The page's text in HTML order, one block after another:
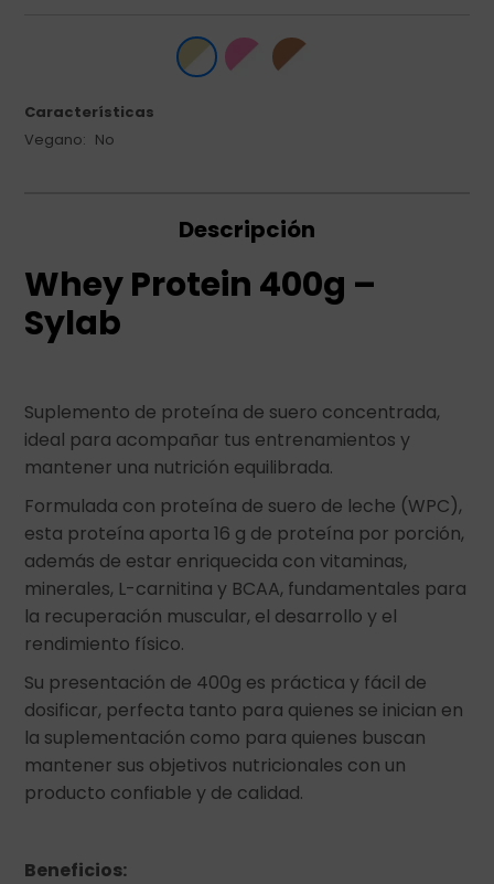
Características
Vegano
No
Descripción
Whey Protein 400g –
Sylab
Suplemento de proteína de suero concentrada,
ideal para acompañar tus entrenamientos y
mantener una nutrición equilibrada.
Formulada con proteína de suero de leche (WPC),
esta proteína aporta 16 g de proteína por porción,
además de estar enriquecida con vitaminas,
minerales, L-carnitina y BCAA, fundamentales para
la recuperación muscular, el desarrollo y el
rendimiento físico.
Su presentación de 400g es práctica y fácil de
dosificar, perfecta tanto para quienes se inician en
la suplementación como para quienes buscan
mantener sus objetivos nutricionales con un
producto confiable y de calidad.
Beneficios: